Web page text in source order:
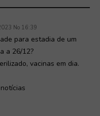
No 16:39
para estadia de um
a 26/12?
vacinas em dia.